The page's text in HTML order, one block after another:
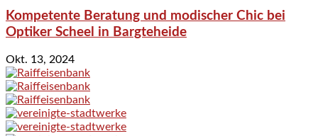
Kompetente Beratung und modischer Chic bei
Optiker Scheel in Bargteheide
Okt. 13, 2024